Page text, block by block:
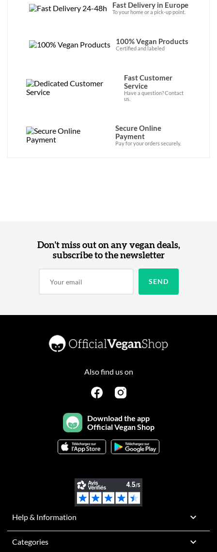
Fast Delivery in Europe
To your home or a pick-up point.
100% Vegan Products
Certified and labeled
Fast Customer
Service
Have a question? Contact
us.
Secure Online
Payment
Pay for your orders securely.
Don't miss out on any vegan deals,
subscribe to the newsletter
Also find us on
Download the app
Official Vegan Shop
Help & Information 
Categories 